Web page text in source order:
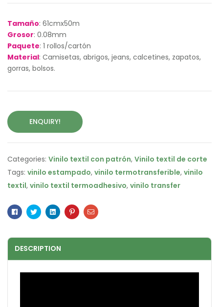
Tamaño: 61cmx50m
Grosor: 0.08mm
Paquete: 1 rollos/cartón
Material: Camisetas, abrigos, jeans, calcetines, zapatos,
gorras, bolsos.
ENQUIRY!
Categories: Vinilo textil con patrón, Vinilo textil de corte
Tags: vinilo estampado, vinilo termotransferible, vinilo
textil, vinilo textil termoadhesivo, vinilo transfer
Facebook
TwitterLinkedinPinterestEmail
DESCRIPTION